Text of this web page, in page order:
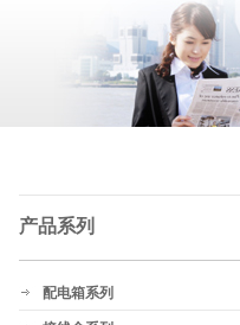
产品系列
配电箱系列